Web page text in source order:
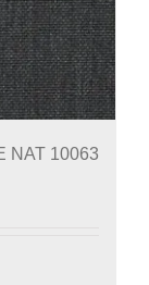
NAT 10063